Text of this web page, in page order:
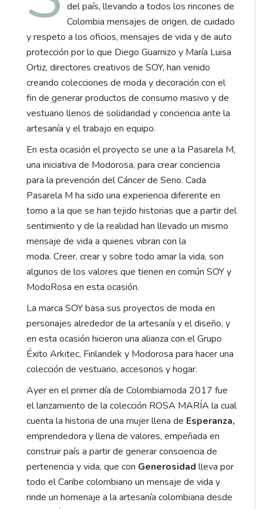
del país, llevando a todos los rincones de
Colombia mensajes de origen, de cuidado
y respeto a los oficios, mensajes de vida y de auto
protección por lo que Diego Guarnizo y María Luisa
Ortiz, directores creativos de SOY, han venido
creando colecciones de moda y decoración con el
fin de generar productos de consumo masivo y de
vestuario llenos de solidaridad y conciencia ante la
artesanía y el trabajo en equipo.
En esta ocasión el proyecto se une a la Pasarela M,
una iniciativa de Modorosa, para crear conciencia
para la prevención del Cáncer de Seno. Cada
Pasarela M ha sido una experiencia diferente en
torno a la que se han tejido historias que a partir del
sentimiento y de la realidad han llevado un mismo
mensaje de vida a quienes vibran con la
moda. Creer, crear y sobre todo amar la vida, son
algunos de los valores que tienen en común SOY y
ModoRosa en esta ocasión.
La marca SOY basa sus proyectos de moda en
personajes alrededor de la artesanía y el diseño, y
en esta ocasión hicieron una alianza con el Grupo
Éxito Arkitec, Finlandek y Modorosa para hacer una
colección de vestuario, accesorios y hogar.
Ayer en el primer día de Colombiamoda 2017 fue
el lanzamiento de la colección ROSA MARÍA la cual
cuenta la historia de una mujer llena de Esperanza,
emprendedora y llena de valores, empeñada en
construir país a partir de generar consciencia de
pertenencia y vida, que con Generosidad lleva por
todo el Caribe colombiano un mensaje de vida y
rinde un homenaje a la artesanía colombiana desde